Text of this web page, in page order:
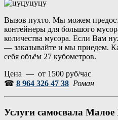
Вызов пухто. Мы можем
контейнеры для большого
количества мусора. Если Вам
— заказывайте и мы приедем.
себя объём 27 кубометров.
Цена — от 1500 руб/час
☎ 8 964 326 47 38 Роман
Услуги самосвала